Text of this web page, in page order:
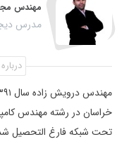
مهندس
مدرس
تحت شبکه فارغ التحصیل